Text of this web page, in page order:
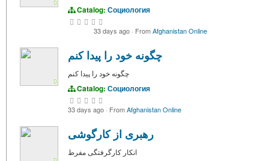
Catalog: Социология
33 days ago · FromAfghanistan Online
چگونه خود را پیدا کنم
چگونه خود را پیدا کنم
Catalog: Социология
33 days ago · FromAfghanistan Online
رهبری از کارگوشی
انکار کارگرفتگی مفرط